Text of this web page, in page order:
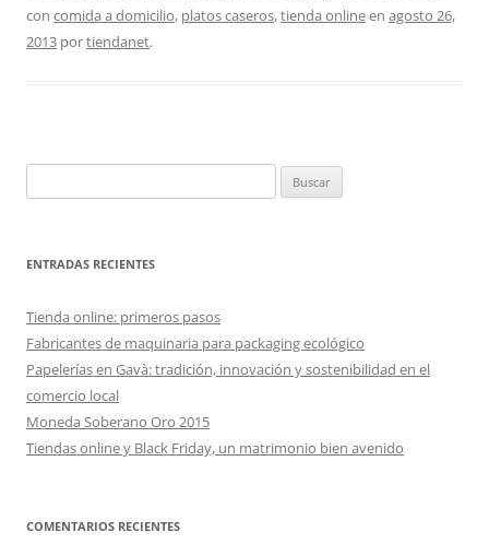
con comida a domicilio, platos caseros,tienda onlineen agosto 26,
2013 portiendanet.
ENTRADAS RECIENTES
Tienda online: primeros pasos
Fabricantes de maquinaria para packaging ecológico
Papelerías en Gavà: tradición, innovación y sostenibilidad en el
comercio local
Moneda Soberano Oro 2015
Tiendas online y Black Friday, un matrimonio bien avenido
COMENTARIOS RECIENTES